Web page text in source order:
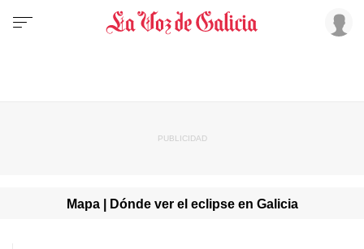
Mapa | Dónde ver el eclipse en Galicia